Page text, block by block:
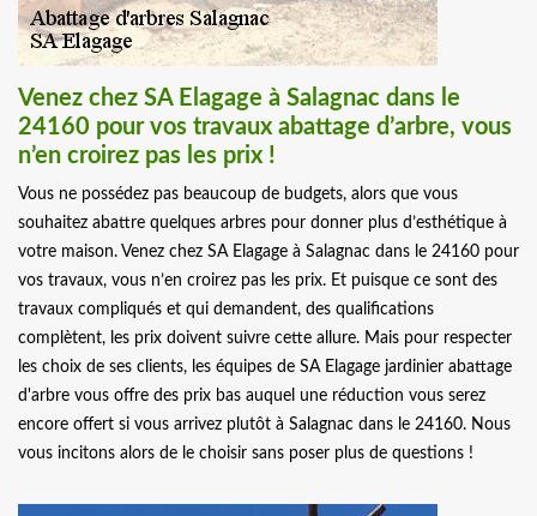
Venez chez SA Elagage à Salagnac dans le
24160 pour vos travaux abattage d’arbre, vous
n’en croirez pas les prix !
Vous ne possédez pas beaucoup de budgets, alors que vous
souhaitez abattre quelques arbres pour donner plus d’esthétique à
votre maison. Venez chez SA Elagage à Salagnac dans le 24160 pour
vos travaux, vous n’en croirez pas les prix. Et puisque ce sont des
travaux compliqués et qui demandent, des qualifications
complètent, les prix doivent suivre cette allure. Mais pour respecter
les choix de ses clients, les équipes de SA Elagage jardinier abattage
d'arbre vous offre des prix bas auquel une réduction vous serez
encore offert si vous arrivez plutôt à Salagnac dans le 24160. Nous
vous incitons alors de le choisir sans poser plus de questions !